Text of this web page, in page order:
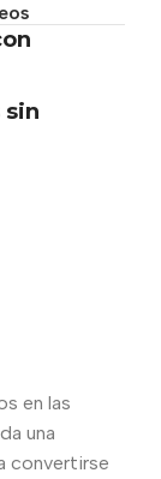
sin
en las
una
convertirse